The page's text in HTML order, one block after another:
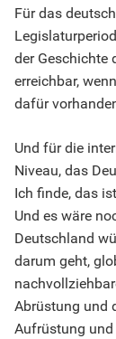
Für das
der Geschichte
erreichbar,
dafür
Und für die
Niveau, das
Ich finde, das
Und es wäre
Deutschland
darum geht,
Abrüstung und
Aufrüstung